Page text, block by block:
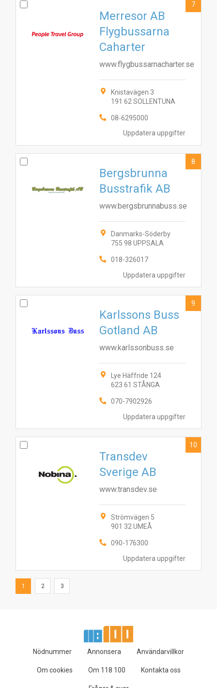
Uppdatera uppgifter
Merresor AB
Flygbussarna
Caharter
www.flygbussarnacharter.se
Knistavägen 3
191 62 SOLLENTUNA
08-6295000
7
Uppdatera uppgifter
Bergsbrunna
Busstrafik AB
www.bergsbrunnabuss.se
Danmarks-Söderby
755 98 UPPSALA
018-326017
8
Uppdatera uppgifter
Karlssons Buss
Gotland AB
www.karlssonbuss.se
Lye Häffride 124
623 61 STÅNGA
070-7902926
9
Uppdatera uppgifter
Transdev
Sverige AB
www.transdev.se
Strömvägen 5
901 32 UMEÅ
090-176300
10
1 2 3
Nödnummer Annonsera Användarvillkor
Om cookies Om 118 100 Kontakta oss